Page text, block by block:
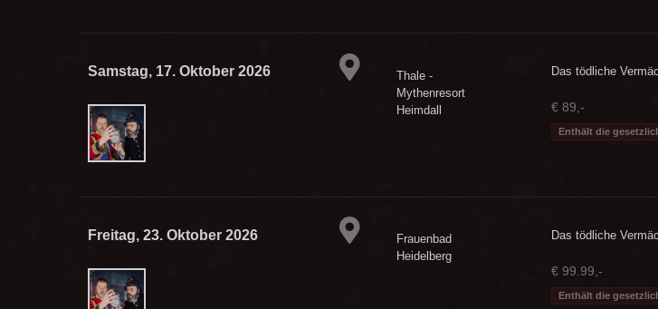
Samstag, 17. Oktober 2026
Thale -
Mythenresort
Heimdall
Das tödliche
€ 89,-
Enthält die
Freitag, 23. Oktober 2026
Frauenbad
Heidelberg
Das tödliche
€ 99.99,-
Enthält die